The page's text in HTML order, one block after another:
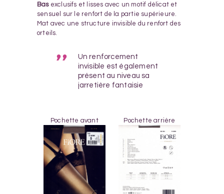
Basexclusifs et lisses avec un motif délicat et
sensuel sur le renfort de la partie supérieure.
Mat avec une structure invisible du renfort des
orteils.
Un renforcement
invisible est également
présent au niveau sa
jarretière fantaisie
Pochette avant Pochette arrière